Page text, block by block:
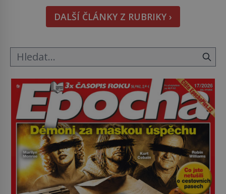
hmatatelnějšího. Naprosto rekordní kometu!
Astronomové Pedro Bernardinelli a Gary Bernstein
mravenčí prací zkoumají archivní snímky v rámci
DALŠÍ ČLÁNKY Z RUBRIKY ›